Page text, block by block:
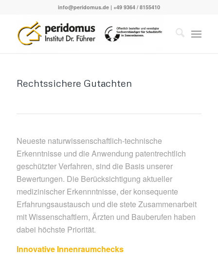
info@peridomus.de| +49 9364 / 8155410
Rechtssichere Gutachten
Neueste naturwissenschaftlich-technische
Erkenntnisse und die Anwendung patentrechtlich
geschützter Verfahren, sind die Basis unserer
Bewertungen. Die Berücksichtigung aktueller
medizinischer Erkennntnisse, der konsequente
Erfahrungsaustausch und die stete Zusammenarbeit
mit Wissenschaftlern, Ärzten und Bauberufen haben
dabei höchste Priorität.
Innovative Innenraumchecks